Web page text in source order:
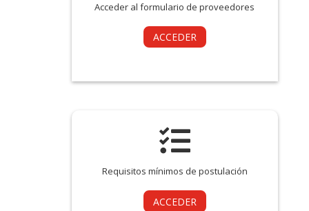
Acceder al formulario de proveedores
ACCEDER

Requisitos mínimos de postulación
ACCEDER